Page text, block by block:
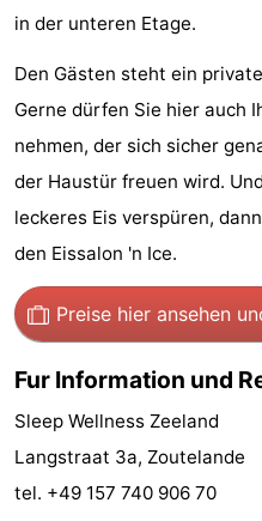
Aussichtspunkte
Attraktionen
-
Indoor-
-
Zentren
Dörfer
&Natur
Sport
-
in der unteren Etage.
Den Gästen steht ein
Gerne dürfen Sie hier auch
nehmen, der sich sicher
der Haustür freuen wird.
leckeres Eis verspüren,
den Eissalon 'n Ice.
Preise hier ansehen
Fur Information und
Sleep Wellness Zeeland
Langstraat 3a, Zoutelande
tel. +49 157 740 906 70